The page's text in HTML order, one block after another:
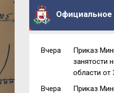
Официальное
Вчера
Приказ
занятости
области
Вчера
Приказ